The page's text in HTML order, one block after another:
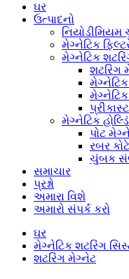
ઘર
ઉત્પાદનો
મેગ્નેટિક
મેગ્નેટિક
શટરિંગ
મેગ્નેટિક
પોટ
રબર
ચુંબક
સમાચાર
પ્રશ્નો
અમારા વિશે
અમારો સંપર્ક કરો
ઘર
મેગ્નેટિક શટરિંગ
શટરિંગ મેગ્નેટ